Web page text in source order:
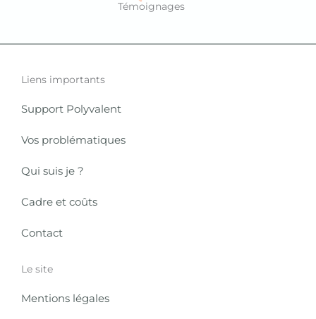
Témoignages
Liens importants
Support Polyvalent
Vos problématiques
Qui suis je ?
Cadre et coûts
Contact
Le site
Mentions légales